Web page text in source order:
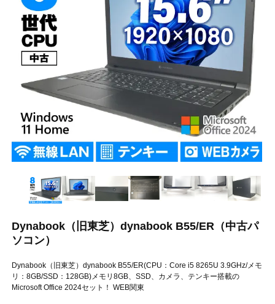
Dynabook（旧東芝）dynabook B55/ER（中古パ
ソコン）
Dynabook（旧東芝）dynabook B55/ER(CPU：Core i5 8265U 3.9GHz/メモ
リ：8GB/SSD：128GB)メモリ8GB、SSD、カメラ、テンキー搭載の
Microsoft Office 2024セット！ WEB関東